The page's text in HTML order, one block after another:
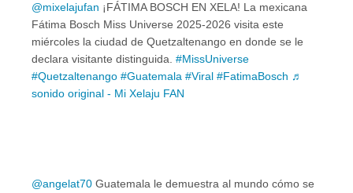
@mixelajufan ¡FÁTIMA BOSCH EN XELA! La mexicana
Fátima Bosch Miss Universe 2025-2026 visita este
miércoles la ciudad de Quetzaltenango en donde se le
declara visitante distinguida. #MissUniverse
#Quetzaltenango #Guatemala #Viral #FatimaBosch ♬
sonido original - Mi Xelaju FAN
@angelat70 Guatemala le demuestra al mundo cómo se